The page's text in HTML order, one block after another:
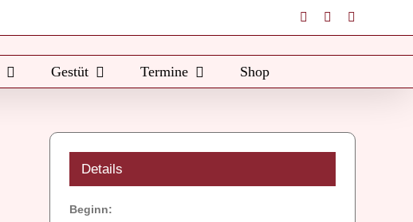
InstagramFacebook
Gestüt Termine Shop
Details
Beginn: